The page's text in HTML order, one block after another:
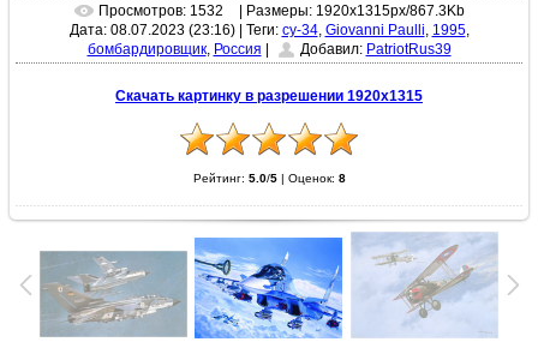
Просмотров: 1532
| Размеры: 1920x1315px/867.3Kb
Дата: 08.07.2023 (23:16)| Теги: су-34, Giovanni Paulli, 1995,
бомбардировщик, Россия | Добавил: PatriotRus39
Скачать картинку в разрешении 1920x1315
Рейтинг: 5.0/5| Оценок: 8